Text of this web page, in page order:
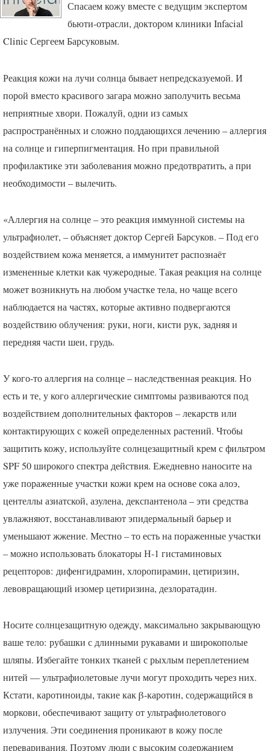
Спасаем кожу вместе с ведущим экспертом
бьюти-отрасли, доктором клиники Infacial
Clinic Сергеем Барсуковым.
Реакция кожи на лучи солнца бывает непредсказуемой. И
порой вместо красивого загара можно заполучить весьма
неприятные хвори. Пожалуй, одни из самых
распространённых и сложно поддающихся лечению – аллергия
на солнце и гиперпигментация. Но при правильной
профилактике эти заболевания можно предотвратить, а при
необходимости – вылечить.
«Аллергия на солнце – это реакция иммунной системы на
ультрафиолет, – объясняет доктор Сергей Барсуков. – Под его
воздействием кожа меняется, а иммунитет распознаёт
измененные клетки как чужеродные. Такая реакция на солнце
может возникнуть на любом участке тела, но чаще всего
наблюдается на частях, которые активно подвергаются
воздействию облучения: руки, ноги, кисти рук, задняя и
передняя части шеи, грудь.
У кого-то аллергия на солнце – наследственная реакция. Но
есть и те, у кого аллергические симптомы развиваются под
воздействием дополнительных факторов – лекарств или
контактирующих с кожей определенных растений. Чтобы
защитить кожу, используйте солнцезащитный крем с фильтром
SPF50 широкого спектра действия. Ежедневно наносите на
уже пораженные участки кожи крем на основе сока алоэ,
центеллы азиатской, азулена, декспантенола – эти средства
увлажняют, восстанавливают эпидермальный барьер и
уменьшают жжение. Местно – то есть на пораженные участки
– можно использовать блокаторы Н-1 гистаминовых
рецепторов: дифенгидрамин, хлоропирамин, цетиризин,
левовращающий изомер цетиризина, дезлоратадин.
Носите солнцезащитную одежду, максимально закрывающую
ваше тело: рубашки с длинными рукавами и широкополые
шляпы. Избегайте тонких тканей с рыхлым переплетением
нитей — ультрафиолетовые лучи могут проходить через них.
Кстати, каротиноиды, такие как β-каротин, содержащийся в
моркови, обеспечивают защиту от ультрафиолетового
излучения. Эти соединения проникают в кожу после
переваривания. Поэтому люди с высоким содержанием